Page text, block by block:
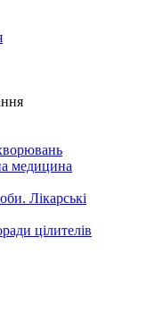
медицина
Лікарські
цілителів